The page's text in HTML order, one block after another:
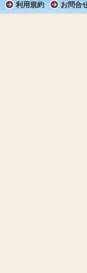
利用規約 お問合